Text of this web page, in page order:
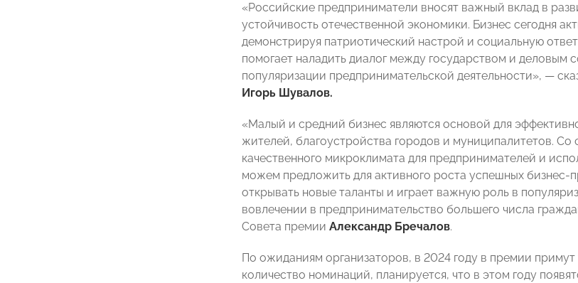
«Российские предприниматели вносят важный вклад в
устойчивость отечественной экономики. Бизнес сегодня
демонстрируя патриотический настрой и социальную
помогает наладить диалог между государством и деловым
популяризации предпринимательской деятельности», —
Игорь Шувалов.
«Малый и средний бизнес являются основой для
жителей, благоустройства городов и муниципалитетов.
качественного микроклимата для предпринимателей и
можем предложить для активного роста успешных бизнес-
открывать новые таланты и играет важную роль в
вовлечении в предпринимательство большего числа
Совета премии Александр Бречалов.
По ожиданиям организаторов, в 2024 году в премии
количество номинаций, планируется, что в этом году